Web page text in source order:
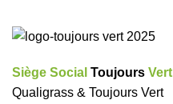
Siège Social Toujours Vert
Qualigrass & Toujours Vert